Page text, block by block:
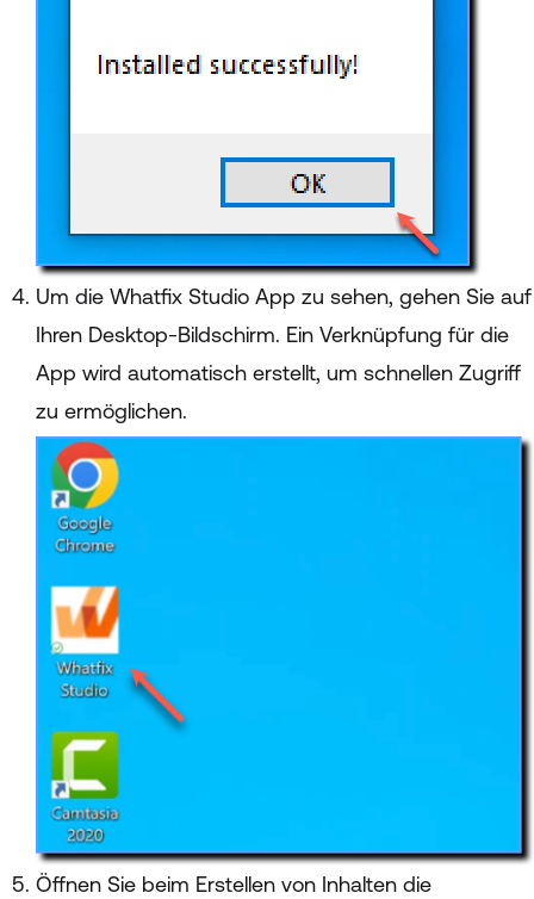
Um die Whatfix Studio App zu sehen, gehen Sie auf
Ihren Desktop-Bildschirm. Ein Verknüpfung für die
App wird automatisch erstellt, um schnellen Zugriff
zu ermöglichen.
Öffnen Sie beim Erstellen von Inhalten die